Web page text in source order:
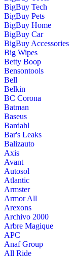
BigBuy Tech
BigBuy Pets
BigBuy Home
BigBuy Car
BigBuy Accessories
Big Wipes
Betty Boop
Bensontools
Bell
Belkin
BC Corona
Batman
Baseus
Bardahl
Bar's Leaks
Balizauto
Axis
Avant
Autosol
Atlantic
Armster
Armor All
Arexons
Archivo 2000
Arbre Magique
APC
Anaf Group
All Ride